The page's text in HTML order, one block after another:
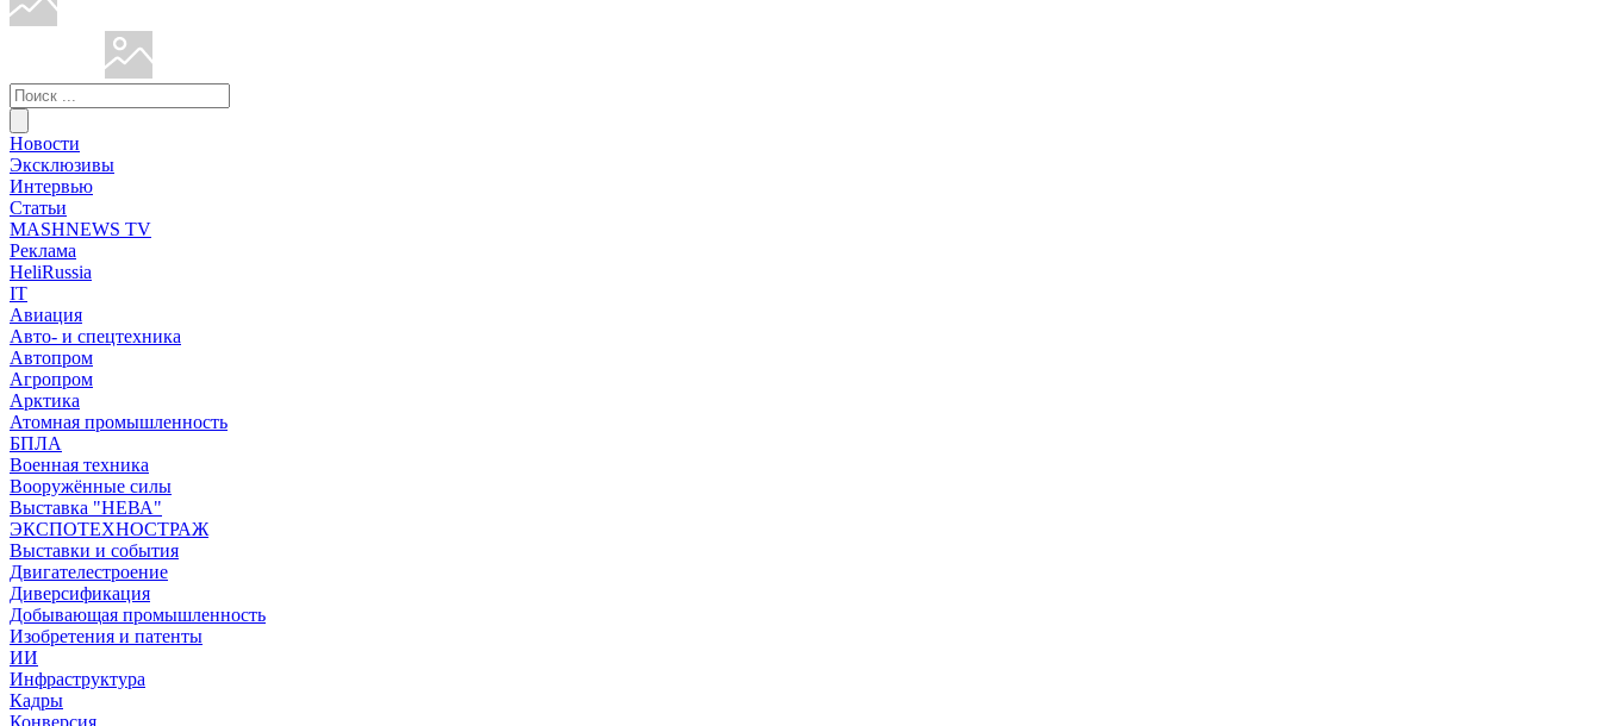
Новости
Эксклюзивы
Интервью
Статьи
MASHNEWS TV
Реклама
HeliRussia
IT
Авиация
Авто- и спецтехника
Автопром
Агропром
Арктика
Атомная промышленность
БПЛА
Военная техника
Вооружённые силы
Выставка "НЕВА"
ЭКСПОТЕХНОСТРАЖ
Выставки и события
Двигателестроение
Диверсификация
Добывающая промышленность
Изобретения и патенты
ИИ
Инфраструктура
Кадры
Конверсия